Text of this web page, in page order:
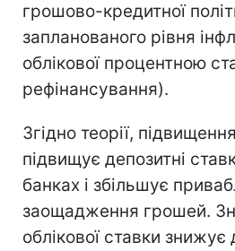
грошово-кредитної
запланованого рівня
облікової процентною
рефінансування).
Згідно теорії,
підвищує депозитні
банках і збільшує
заощадження грошей.
облікової ставки знижує